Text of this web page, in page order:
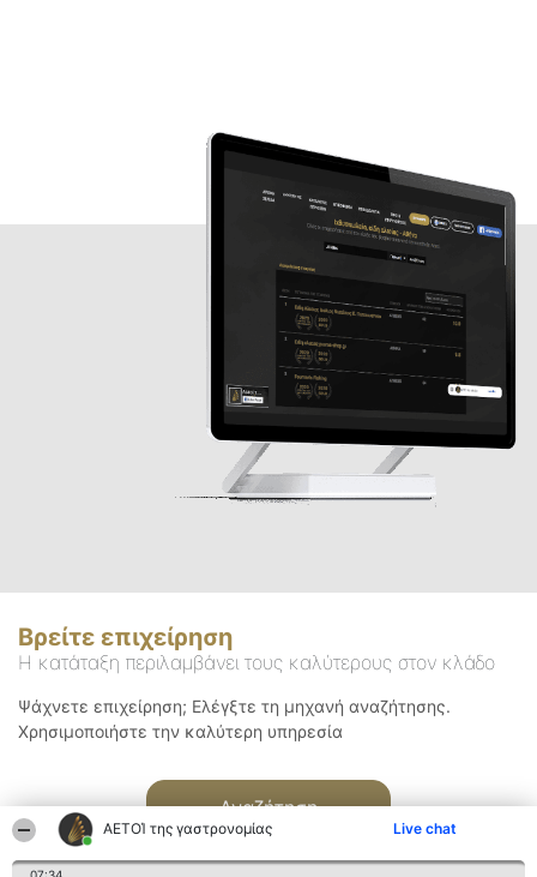
ΑΕΤΟΊ της γαστρονομίας Live chat
Βρείτε επιχείρηση
Η κατάταξη περιλαμβάνει τους καλύτερους στον κλάδο
Ψάχνετε επιχείρηση; Ελέγξτε τη μηχανή αναζήτησης.
Χρησιμοποιήστε την καλύτερη υπηρεσία
Αναζήτηση